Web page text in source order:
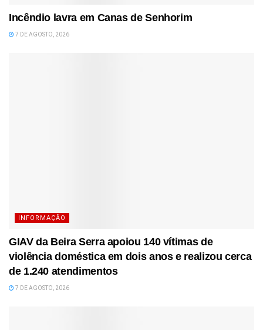
Incêndio lavra em Canas de Senhorim
7 DE AGOSTO, 2026
INFORMAÇÃO
GIAV da Beira Serra apoiou 140 vítimas de
violência doméstica em dois anos e realizou cerca
de 1.240 atendimentos
7 DE AGOSTO, 2026